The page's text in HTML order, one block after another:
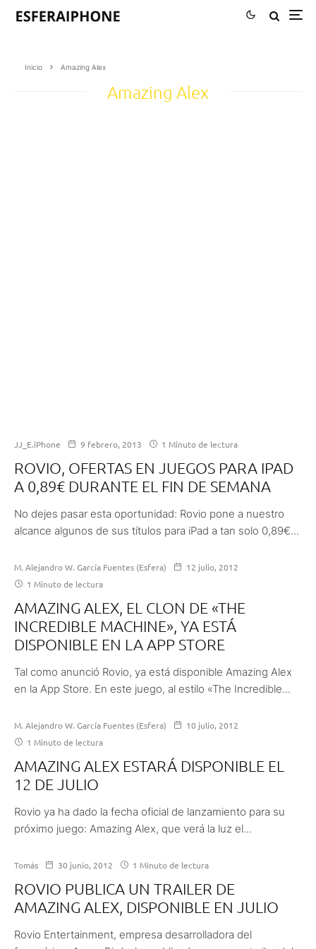
Inicio Amazing Alex
Amazing Alex
JJ_E.iPhone 9 febrero, 2013 1 Minuto de lectura
ROVIO, OFERTAS EN JUEGOS PARA IPAD
A 0,89€ DURANTE EL FIN DE SEMANA
No dejes pasar esta oportunidad: Rovio pone a nuestro
alcance algunos de sus títulos para iPad a tan solo 0,89€...
M. Alejandro W. García Fuentes (Esfera)
12 julio, 2012
1 Minuto de lectura
AMAZING ALEX, EL CLON DE «THE
INCREDIBLE MACHINE», YA ESTÁ
DISPONIBLE EN LA APP STORE
Tal como anunció Rovio, ya está disponible Amazing Alex
en la App Store. En este juego, al estilo «The Incredible...
M. Alejandro W. García Fuentes (Esfera)
10 julio, 2012
1 Minuto de lectura
AMAZING ALEX ESTARÁ DISPONIBLE EL
12 DE JULIO
Rovio ya ha dado la fecha oficial de lanzamiento para su
próximo juego: Amazing Alex, que verá la luz el...
Tomás 30 junio, 2012 1 Minuto de lectura
ROVIO PUBLICA UN TRAILER DE
AMAZING ALEX, DISPONIBLE EN JULIO
Rovio Entertainment, empresa desarrolladora del